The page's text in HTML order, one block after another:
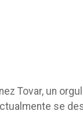
Tovar, un
se